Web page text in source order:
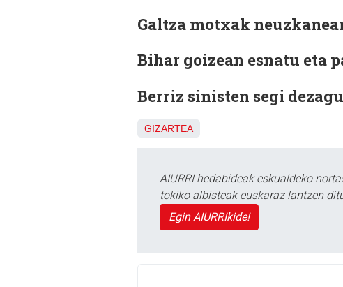
Galtza motxak
Bihar goizean esnatu eta
Berriz sinisten segi
GIZARTEA
AIURRI hedabideak eskualdeko
tokiko albisteak euskaraz lantzen
Egin AIURRIkide!